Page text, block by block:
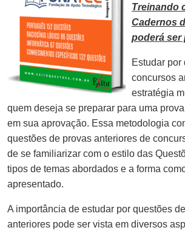
Treinando
Cadernos
poderá ser
Estudar por
concursos
estratégia
quem deseja se preparar para uma
em sua aprovação. Essa metodologia
questões de provas anteriores de
de se familiarizar com o estilo das
tipos de temas abordados e a forma
apresentado.
A importância de estudar por questões
anteriores pode ser vista em diversos